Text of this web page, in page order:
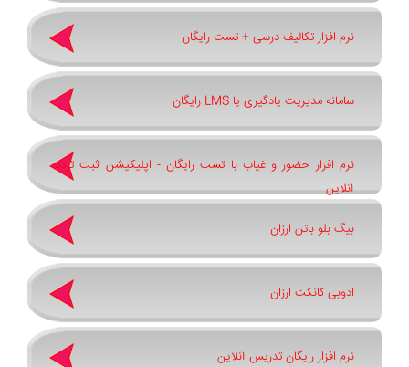
نرم افزار تکالیف درسی + تست رایگان
سامانه مدیریت یادگیری یا LMS رایگان
نرم افزار حضور و غیاب با تست رایگان - اپلیکیشن ثبت تردد
آنلاین
بیگ بلو باتن ارزان
ادوبی کانکت ارزان
نرم افزار رایگان تدریس آنلاین